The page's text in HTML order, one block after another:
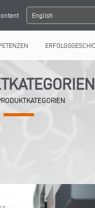
English